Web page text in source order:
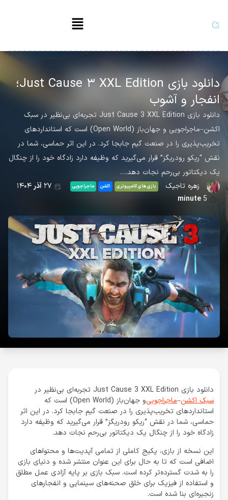
دانلود بازی Just Cause ۳ XXL Edition؛
انفجار و آشوب
دانلود بازی Just Cause 3 XXL Edition تجربه‌ای بی‌نظیر در سبک
اکشن–ماجراجویی و جهان‌باز (Open World) است که استانداردهای
تخریب‌پذیری را در صنعت گیم جابجا کرد. در این اثر حماسی، شما در
نقش “ریکو رودریگز” قرار می‌گیرید که وظیفه دارد زادگاه خود را از چنگال
یک دیکتاتور بی‌رحم نجات دهد.…
زهره تاجیک
بازی های کامپیوتری اکشن ماجراجویی ۲۷آذر۱۴۰۴
5
minute
دانلود بازی Just Cause 3 XXL Edition تجربه‌ای بی‌نظیر در
سبک اکشن–ماجراجویی
و جهان‌باز (Open World) است که
استانداردهای تخریب‌پذیری را در صنعت گیم جابجا کرد. در این اثر
حماسی، شما در نقش “ریکو رودریگز” قرار می‌گیرید که وظیفه دارد
زادگاه خود را از چنگال یک دیکتاتور بی‌رحم نجات دهد.
این نسخه از بازی، پکیج کاملی از تمامی آپدیت‌ها و محتواهای
اضافی است که تا به حال برای این عنوان منتشر شده و دنیای بازی
را به شدت گسترده‌تر کرده است. سبک بازی بر پایه آزادی عمل مطلق
و استفاده از فیزیک برای خلق صحنه‌های سینمایی و انفجارهای
زنجیره‌ای بنا شده است.